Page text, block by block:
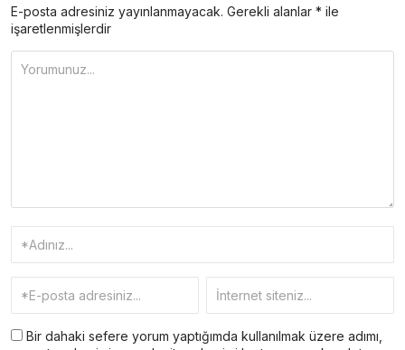
E-posta adresiniz yayınlanmayacak. Gerekli alanlar * ile
işaretlenmişlerdir
Bir dahaki sefere yorum yaptığımda kullanılmak üzere adımı,